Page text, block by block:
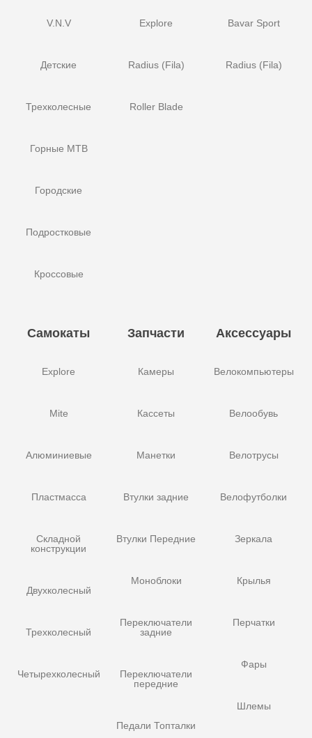
V.N.V
Детские
Трехколесные
Горные MTB
Городские
Подростковые
Кроссовые
Explore
Radius (Fila)
Roller Blade
Bavar Sport
Radius (Fila)
Самокаты
Explore
Mite
Алюминиевые
Пластмасса
Складной
конструкции
Двухколесный
Трехколесный
Четырехколесный
Запчасти
Камеры
Кассеты
Манетки
Втулки задние
Втулки Передние
Моноблоки
Переключатели
задние
Переключатели
передние
Педали Топталки
Аксессуары
Велокомпьютеры
Велообувь
Велотрусы
Велофутболки
Зеркала
Крылья
Перчатки
Фары
Шлемы